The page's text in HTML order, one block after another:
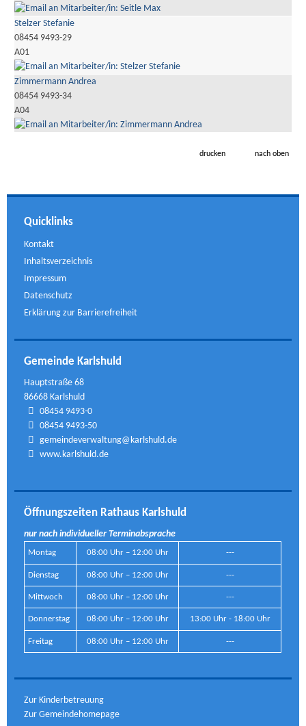
Stelzer Stefanie
08454 9493-29
A01
Zimmermann Andrea
08454 9493-34
A04
drucken nach oben
Quicklinks
Kontakt
Inhaltsverzeichnis
Impressum
Datenschutz
Erklärung zur Barrierefreiheit
Gemeinde Karlshuld
Hauptstraße 68
86668 Karlshuld
08454 9493-0
08454 9493-50
gemeindeverwaltung@karlshuld.de
www.karlshuld.de
Öffnungszeiten Rathaus Karlshuld
nur nach individueller Terminabsprache
Montag 08:00 Uhr – 12:00 Uhr ---
Dienstag 08:00 Uhr – 12:00 Uhr ---
Mittwoch 08:00 Uhr – 12:00 Uhr ---
Donnerstag 08:00 Uhr – 12:00 Uhr 13:00 Uhr - 18:00 Uhr
Freitag 08:00 Uhr – 12:00 Uhr ---
Zur Kinderbetreuung
Zur Gemeindehomepage